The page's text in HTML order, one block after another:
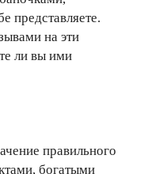
представляете.
на эти
ли вы ими
правильного
богатыми